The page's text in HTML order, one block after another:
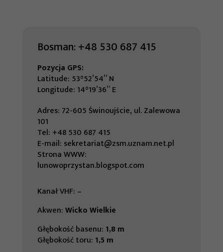
Bosman:+48 530 687 415
Pozycja GPS:
Latitude: 53°52’54” N
Longitude: 14°19’36” E
Adres: 72-605 Świnoujście, ul. Zalewowa
101
Tel: +48 530 687 415
E-mail: sekretariat@zsm.uznam.net.pl
Strona WWW:
lunowoprzystan.blogspot.com
Kanał VHF: –
Akwen:Wicko Wielkie
Głębokość basenu: 1,8 m
Głębokość toru: 1,5 m